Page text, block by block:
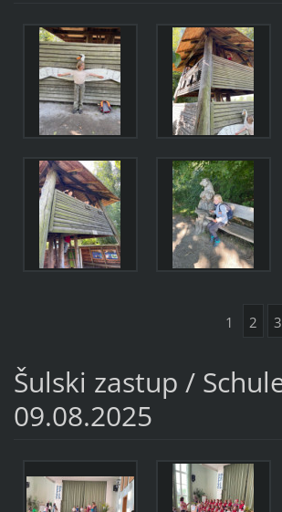
1 2 3
Šulski zastup /
09.08.2025